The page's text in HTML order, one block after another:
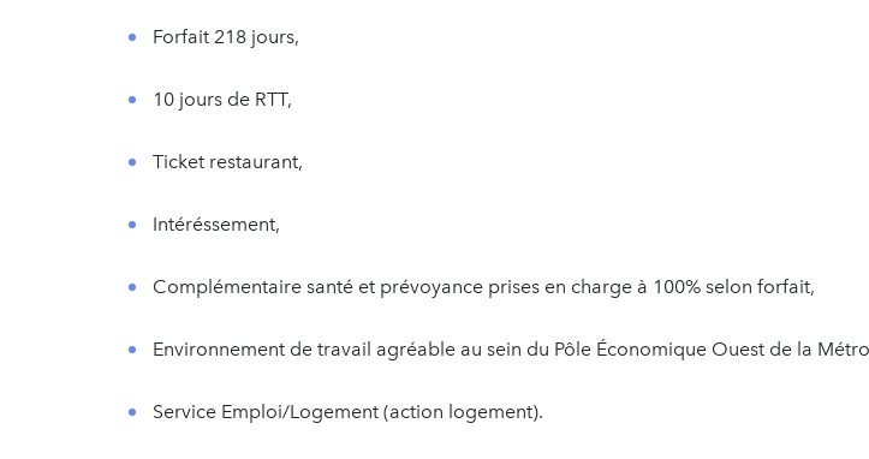
Forfait 218 jours,
10 jours de RTT,
Ticket restaurant,
Intéréssement,
Complémentaire santé et prévoyance prises en charge à 100% selon forfait,
Environnement de travail agréable au sein du Pôle Économique Ouest de la
Service Emploi/Logement (action logement).